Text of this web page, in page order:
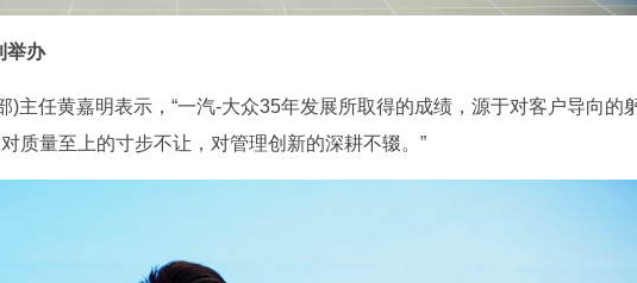
举办
)主任黄嘉明表示，“一汽-大众35年发展所取得的成绩，源于对客户导向的
质量至上的寸步不让，对管理创新的深耕不辍。”